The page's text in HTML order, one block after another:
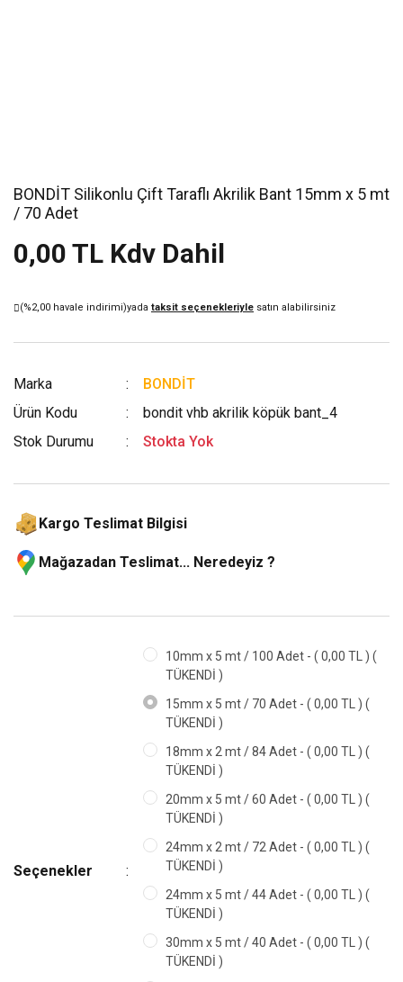
BONDİT Silikonlu Çift Taraflı Akrilik Bant 15mm x 5 mt
/ 70 Adet
0,00 TL Kdv Dahil
(%2,00 havale indirimi)yada taksit seçenekleriyle satın alabilirsiniz
Marka
BONDİT
Ürün Kodu
bondit vhb akrilik köpük bant_4
Stok Durumu
Stokta Yok
Kargo Teslimat Bilgisi
Mağazadan Teslimat... Neredeyiz ?
Seçenekler
10mm x 5 mt / 100 Adet - ( 0,00 TL ) (
TÜKENDİ )
15mm x 5 mt / 70 Adet - ( 0,00 TL ) (
TÜKENDİ )
18mm x 2 mt / 84 Adet - ( 0,00 TL ) (
TÜKENDİ )
20mm x 5 mt / 60 Adet - ( 0,00 TL ) (
TÜKENDİ )
24mm x 2 mt / 72 Adet - ( 0,00 TL ) (
TÜKENDİ )
24mm x 5 mt / 44 Adet - ( 0,00 TL ) (
TÜKENDİ )
30mm x 5 mt / 40 Adet - ( 0,00 TL ) (
TÜKENDİ )